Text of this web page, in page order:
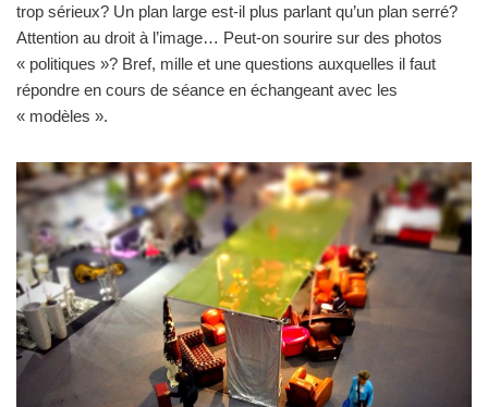
trop sérieux? Un plan large est-il plus parlant qu’un plan serré?
Attention au droit à l’image… Peut-on sourire sur des photos
« politiques »? Bref, mille et une questions auxquelles il faut
répondre en cours de séance en échangeant avec les
« modèles ».